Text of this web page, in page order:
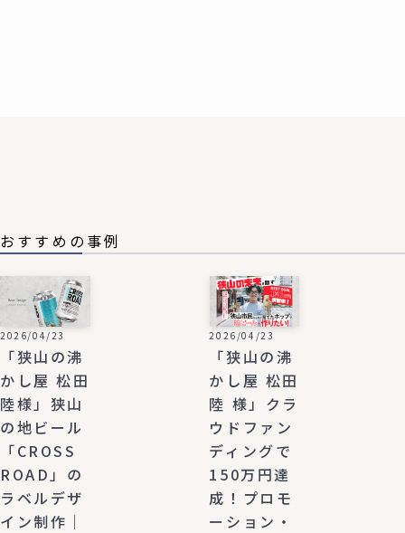
おすすめの事例
2026/04/23
「狭山の沸
かし屋 松田
陸様」狭山
の地ビール
「CROSS
ROAD」の
ラベルデザ
イン制作｜
2026/04/23
「狭山の沸
かし屋 松田
陸 様」クラ
ウドファン
ディングで
150万円達
成！プロモ
ーション・